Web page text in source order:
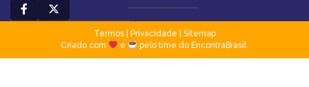
Termos| Privacidade
Sitemap
Criado com
e pelo time do EncontraBrasil